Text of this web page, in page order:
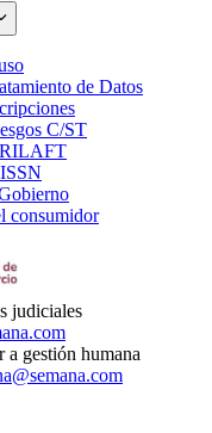
in
new
window
de Datos
in
C/ST
new
window
in
newin
consumidorOpens
judiciales
a gestión humana